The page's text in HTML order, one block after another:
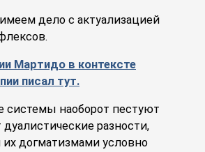
дело с актуализацией
Мартидо в контексте
писал тут.
системы наоборот пестуют
разности,
их догматизмами условно